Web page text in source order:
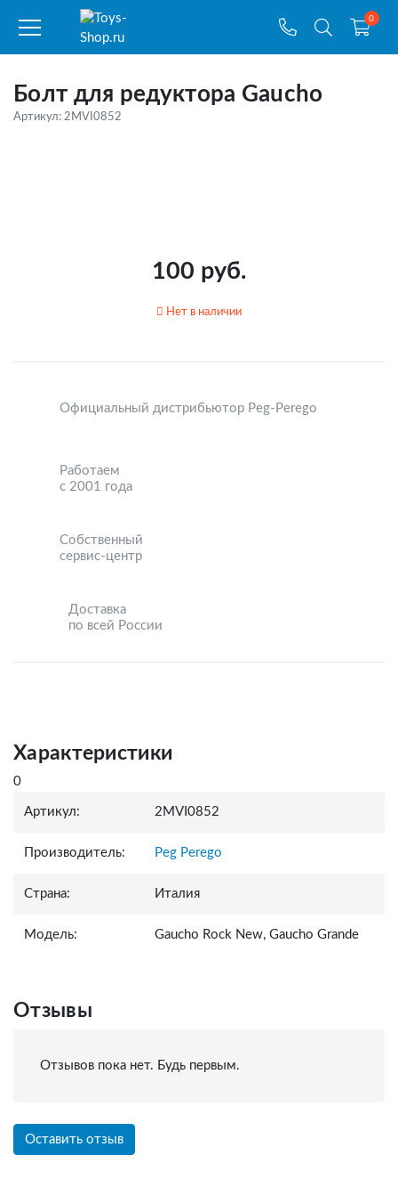
0
Болт для редуктора Gaucho
Артикул: 2MVI0852
100 руб.
Нет в наличии
Официальный дистрибьютор Peg-Perego
Работаем
с 2001 года
Собственный
сервис-центр
Доставка
по всей России
Характеристики
0
Артикул: 2MVI0852
Производитель: Peg Perego
Страна: Италия
Модель: Gaucho Rock New, Gaucho Grande
Отзывы
Отзывов пока нет. Будь первым.
Оставить отзыв